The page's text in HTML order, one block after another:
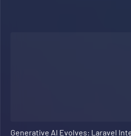
Generative AI Evolves: Laravel